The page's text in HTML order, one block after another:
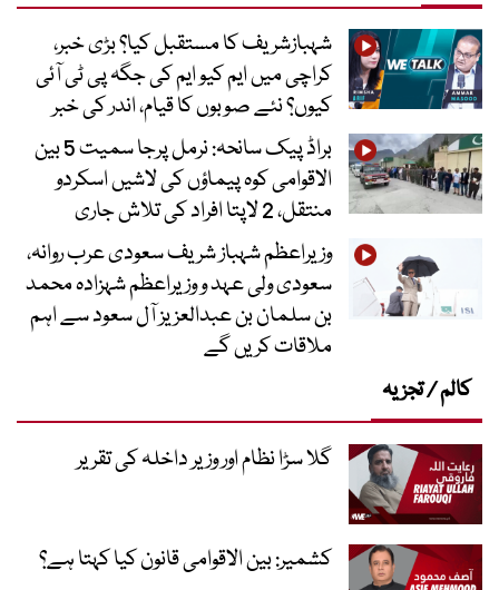
شہبازشریف کا مستقبل کیا؟ بڑی خبر،
کراچی میں ایم کیو ایم کی جگہ پی ٹی آئی
کیوں؟ نئے صوبوں کا قیام، اندر کی خبر
براڈ پیک سانحہ: نرمل پرجا سمیت 5 بین
الاقوامی کوہ پیماؤں کی لاشیں اسکردو
منتقل، 2 لاپتا افراد کی تلاش جاری
وزیراعظم شہباز شریف سعودی عرب روانہ،
سعودی ولی عہد و وزیراعظم شہزادہ محمد
بن سلمان بن عبدالعزیز آل سعود سے اہم
ملاقات کریں گے
کالم / تجزیہ
گلا سڑا نظام اور وزیر داخلہ کی تقریر
کشمیر: بین الاقوامی قانون کیا کہتا ہے؟